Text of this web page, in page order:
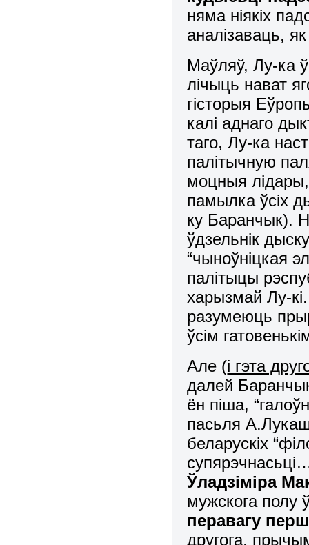
няма ніякіх
аналізаваць,
Маўляў, Лу-ка
лічыць нават
гісторыя
калі аднаго
таго, Лу-ка
палітычную
моцныя лідары,
памылка ўсіх
ку Баранчык).
ўдзельнік
“чыноўніцкая
палітыцы
харызмай Лу-кі.
разумеюць
ўсім
Але (і гэта
далей
ён піша,
пасьля
беларускіх
Ўладзіміра
мужскога полу
перавагу
другога,